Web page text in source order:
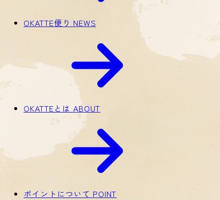
OKATTE便り NEWS
OKATTEとは ABOUT
ポイントについて POINT